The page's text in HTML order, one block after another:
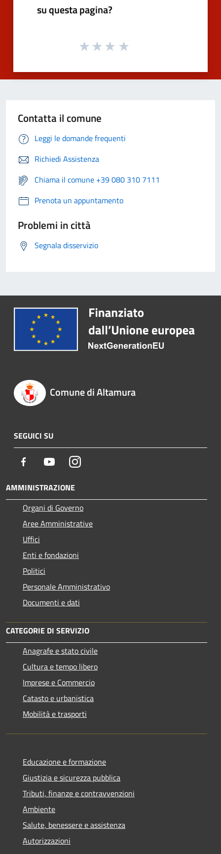
su questa pagina?
Contatta il comune
Leggi le domande frequenti
Richiedi Assistenza
Chiama il comune +39 080 310 7111
Prenota un appuntamento
Problemi in città
Segnala disservizio
Comune di Altamura
SEGUICI SU
Facebook YoutubeInstagram
AMMINISTRAZIONE
Organi di Governo
Aree Amministrative
Uffici
Enti e fondazioni
Politici
Personale Amministrativo
Documenti e dati
CATEGORIE DI SERVIZIO
Anagrafe e stato civile
Cultura e tempo libero
Imprese e Commercio
Catasto e urbanistica
Mobilità e trasporti
Educazione e formazione
Giustizia e sicurezza pubblica
Tributi, finanze e contravvenzioni
Ambiente
Salute, benessere e assistenza
Autorizzazioni